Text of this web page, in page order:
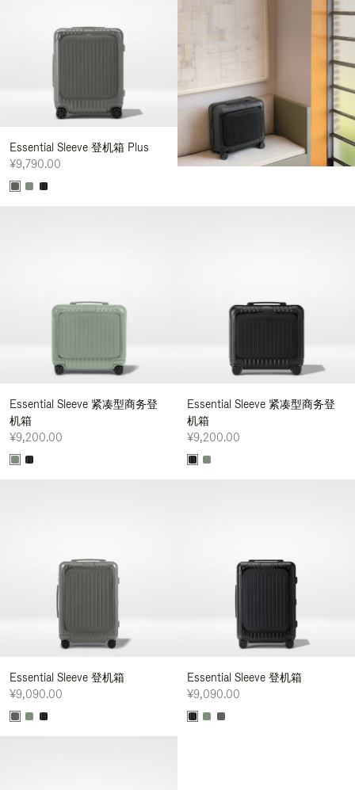
Essential Sleeve 登机箱 Plus
¥9,790.00
Essential Sleeve 紧凑型商务登
机箱
¥9,200.00
Essential Sleeve 紧凑型商务登
机箱
¥9,200.00
Essential Sleeve 登机箱
¥9,090.00
Essential Sleeve 登机箱
¥9,090.00